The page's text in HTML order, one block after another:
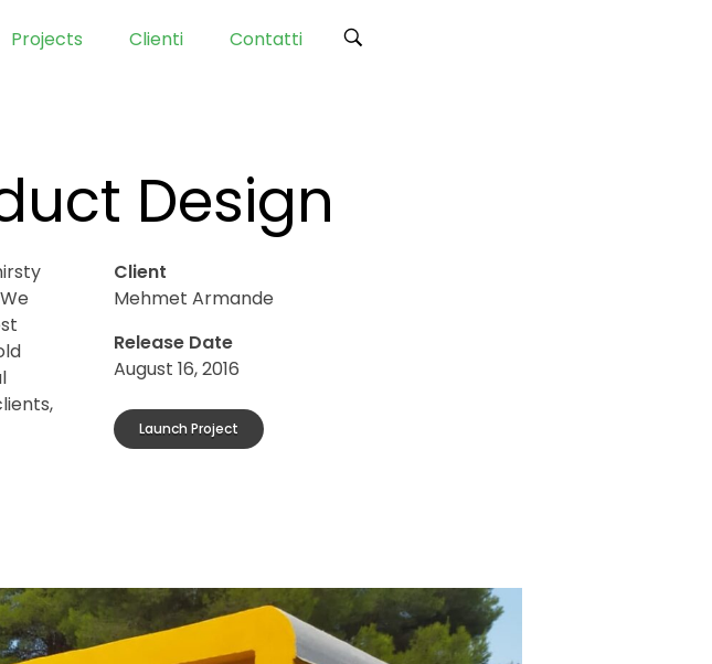
Projects Clienti Contatti
Design
Client
Mehmet Armande
Release Date
August 16, 2016
Launch Project